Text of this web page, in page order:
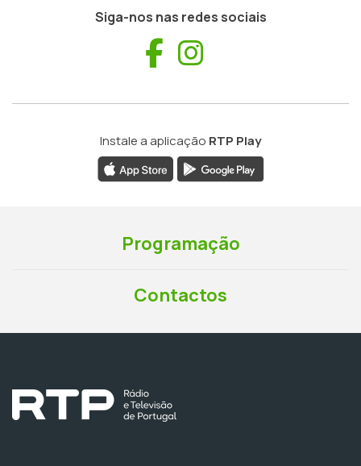
Siga-nos nas redes sociais
Facebook
Instale a aplicação RTP Play
Programação
Contactos